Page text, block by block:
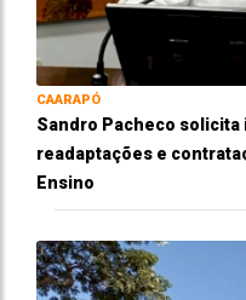
CAARAPÓ
Sandro Pacheco
readaptações e
Ensino